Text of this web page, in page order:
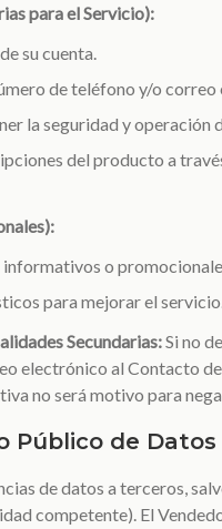
para el Servicio):
su cuenta.
de teléfono y/o
la seguridad y operación
del producto a
o
para mejorar el
Secundarias:Si no
electrónico al Contacto
no será motivo para
Público de Datos
de datos a terceros,
competente). El